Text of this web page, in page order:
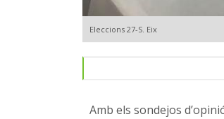
Eleccions 27-S. Eix
Amb els sondejos